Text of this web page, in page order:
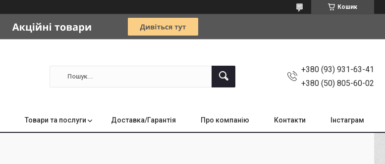
Кошик
+380 (93) 931-63-41
+380 (50) 805-60-02
Товари та послуги Доставка/Гарантія Про компанію Контакти Інстаграм